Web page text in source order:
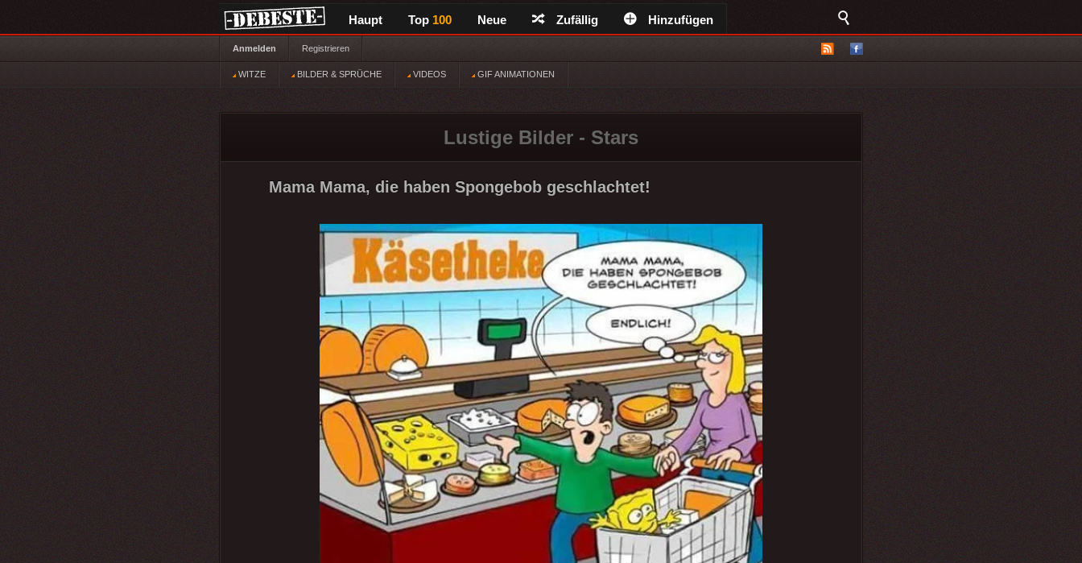
Haupt Top 100 Neue Zufällig Hinzufügen
Anmelden Registrieren
WITZE BILDER & SPRÜCHE VIDEOS GIF ANIMATIONEN
Lustige Bilder - Stars
Mama Mama, die haben Spongebob geschlachtet!